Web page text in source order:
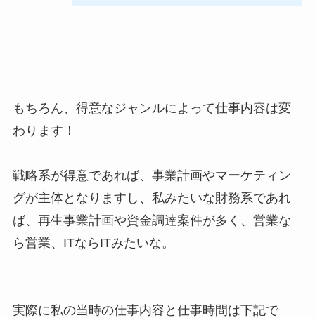
もちろん、得意なジャンルによって仕事内容は変
わります！
戦略系が得意であれば、事業計画やマーケティン
グが主体となりますし、私みたいな財務系であれ
ば、再生事業計画や資金調達案件が多く、営業な
ら営業、ITならITみたいな。
実際に私の当時の仕事内容と仕事時間は下記で